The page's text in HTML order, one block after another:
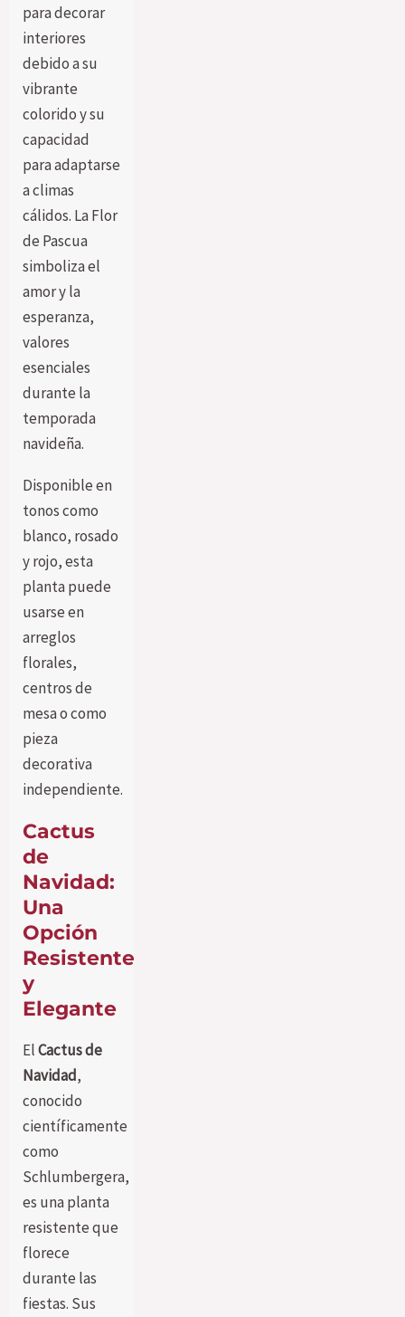
para decorar
interiores
debido a su
vibrante
colorido y su
capacidad
para adaptarse
a climas
cálidos. La Flor
de Pascua
simboliza el
amor y la
esperanza,
valores
esenciales
durante la
temporada
navideña.
Disponible en
tonos como
blanco, rosado
y rojo, esta
planta puede
usarse en
arreglos
florales,
centros de
mesa o como
pieza
decorativa
independiente.
Cactus
de
Navidad:
Una
Opción
Resistente
y
Elegante
ElCactus de
Navidad,
conocido
científicamente
como
Schlumbergera,
es una planta
resistente que
florece
durante las
fiestas. Sus